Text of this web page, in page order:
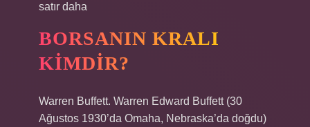
satır daha
BORSANIN KRALI
KIMDIR?
Warren Buffett. Warren Edward Buffett (30
Ağustos 1930’da Omaha, Nebraska’da doğdu)